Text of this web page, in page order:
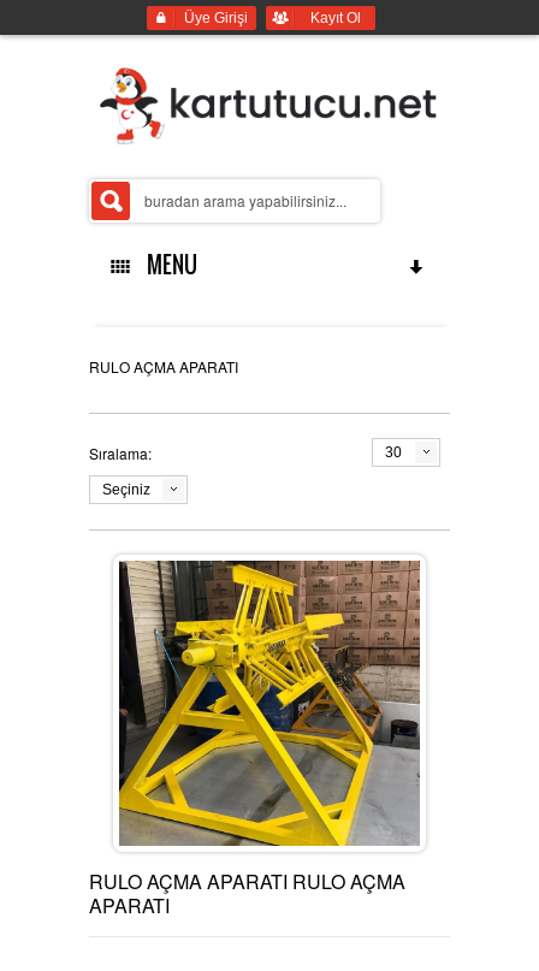
Üye Girişi Kayıt Ol
MENU
ANASAYFA
İMALATLARIMIZ
YOU TUBE
FACEBOOK
INSTAGRAM
SERTİFİKALARIMIZ
RULO AÇMA APARATI
Sıralama:
Seçiniz
30
RULO AÇMA APARATI RULO AÇMA
APARATI